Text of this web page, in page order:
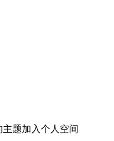
题加入个人空间